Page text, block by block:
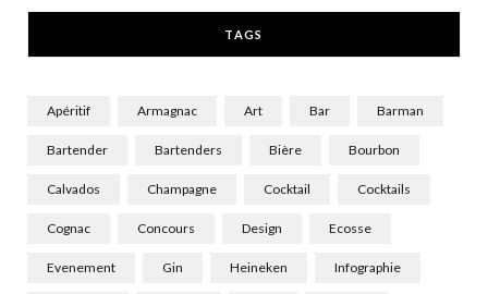
TAGS
Apéritif Armagnac Art Bar Barman
Bartender Bartenders Bière Bourbon
Calvados Champagne Cocktail Cocktails
Cognac Concours Design Ecosse
Evenement Gin Heineken Infographie